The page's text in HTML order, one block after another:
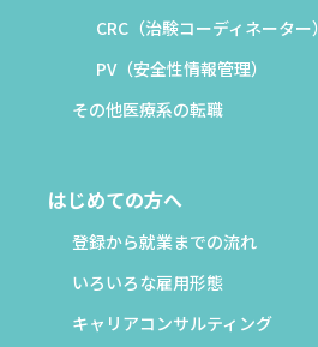
CRC（治験コーディネーター）
PV（安全性情報管理）
その他医療系の転職
はじめての方へ
登録から就業までの流れ
いろいろな雇用形態
キャリアコンサルティング